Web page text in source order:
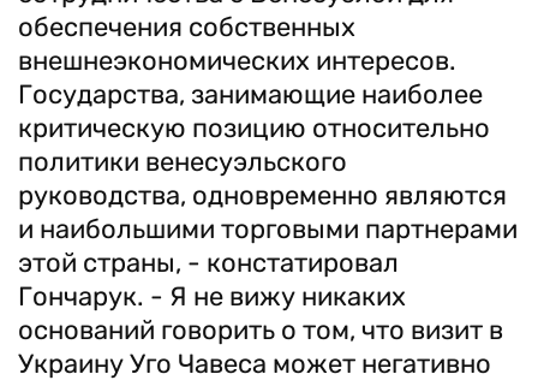
обеспечения собственных
внешнеэкономических интересов.
Государства, занимающие наиболее
критическую позицию относительно
политики венесуэльского
руководства, одновременно являются
и наибольшими торговыми партнерами
этой страны, - констатировал
Гончарук. - Я не вижу никаких
оснований говорить о том, что визит в
Украину Уго Чавеса может негативно